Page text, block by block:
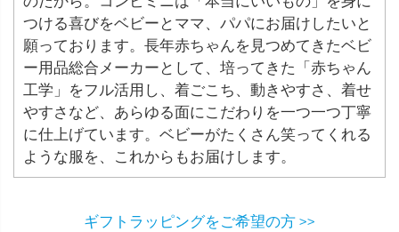
つける喜びをベビーとママ、パパにお届けしたいと
願っております。長年赤ちゃんを見つめてきたベビ
ー用品総合メーカーとして、培ってきた「赤ちゃん
工学」をフル活用し、着ごこち、動きやすさ、着せ
やすさなど、あらゆる面にこだわりを一つ一つ丁寧
に仕上げています。ベビーがたくさん笑ってくれる
ような服を、これからもお届けします。
ギフトラッピングをご希望の方 >>